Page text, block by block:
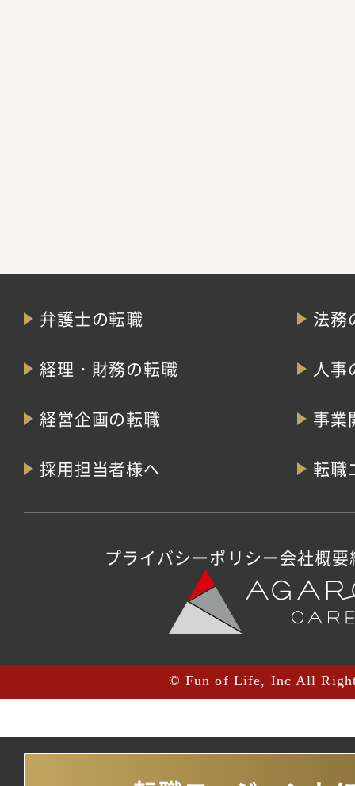
弁護士の転職 法務
経理・財務の転職 人事
経営企画の転職 事業
採用担当者様へ 転職
プライバシーポリシー会社概要
© Fun of Life, Inc All Right